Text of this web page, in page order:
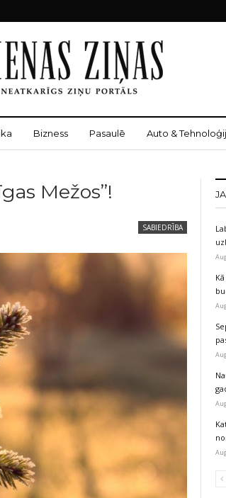
Bizness Pasaulē Auto &
Mežos”!
SABIEDRĪBA